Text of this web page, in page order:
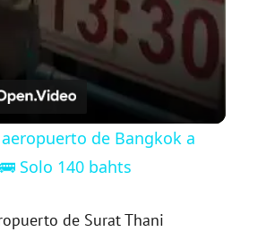
y
V
i
de Bangkok a
Solo 140 bahts
de Surat Thani